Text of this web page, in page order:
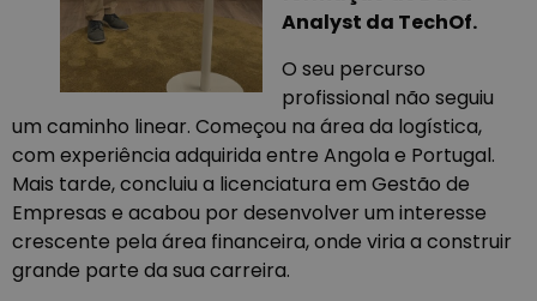
Analyst da TechOf.
O seu percurso
profissional não seguiu
um caminho linear. Começou na área da logística,
com experiência adquirida entre Angola e Portugal.
Mais tarde, concluiu a licenciatura em Gestão de
Empresas e acabou por desenvolver um interesse
crescente pela área financeira, onde viria a construir
grande parte da sua carreira.